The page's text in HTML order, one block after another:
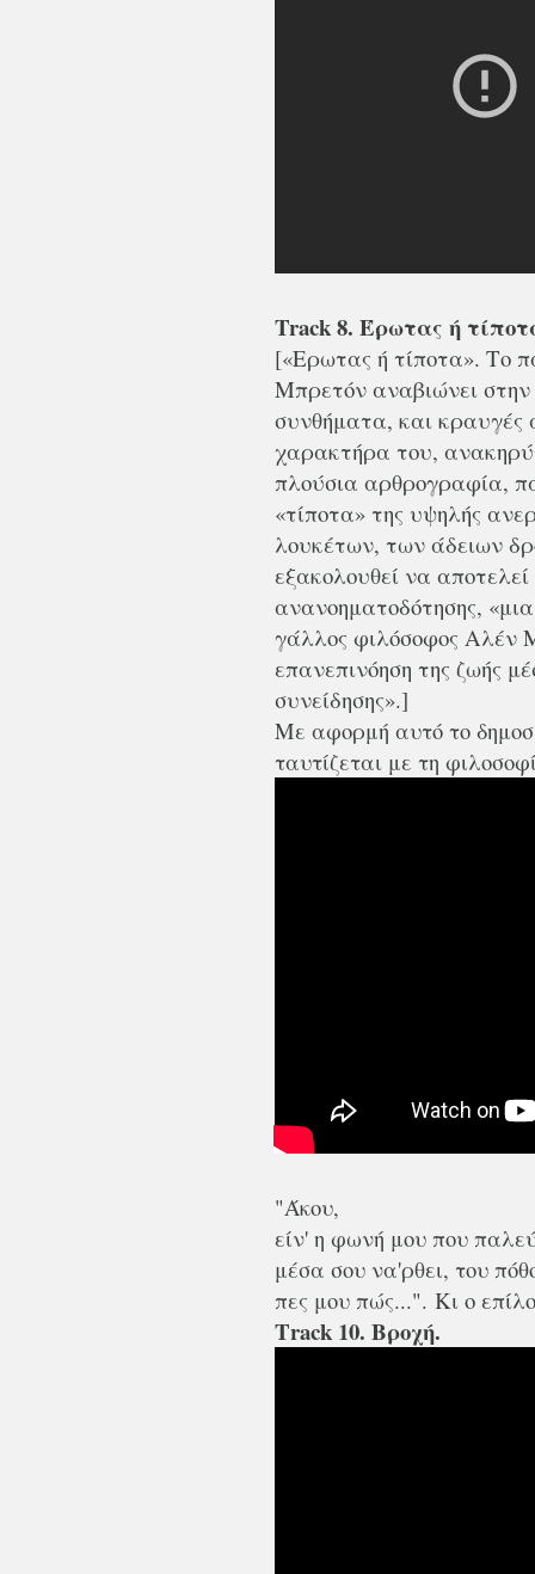
Track 8. Έρωτας ή
[«Ερωτας ή τίποτα». Το
Μπρετόν αναβιώνει
συνθήματα, και κραυγές
χαρακτήρα του,
πλούσια αρθρογραφία,
«τίποτα» της υψηλής
λουκέτων, των άδειων
εξακολουθεί να
ανανοηματοδότησης,
γάλλος φιλόσοφος Αλέν
επανεπινόηση της ζωής
συνείδησης».]
Με αφορμή αυτό το
ταυτίζεται με τη
"Άκου,
είν' η φωνή μου που
μέσα σου να'ρθει, του
πες μου πώς...". Κι ο
Track 10. Βροχή.